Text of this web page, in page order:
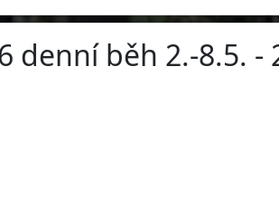
denní běh 2.-8.5. -